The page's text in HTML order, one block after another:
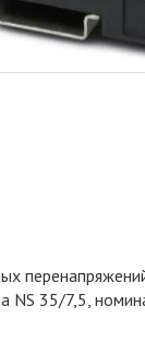
NS 35/7,5,